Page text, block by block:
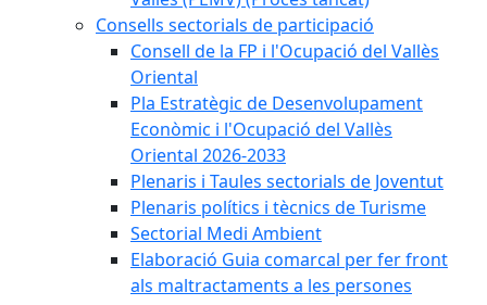
Consells sectorials de participació
Consell de la FP i l'Ocupació del Vallès
Oriental
Pla Estratègic de Desenvolupament
Econòmic i l'Ocupació del Vallès
Oriental 2026-2033
Plenaris i Taules sectorials de Joventut
Plenaris polítics i tècnics de Turisme
Sectorial Medi Ambient
Elaboració Guia comarcal per fer front
als maltractaments a les persones